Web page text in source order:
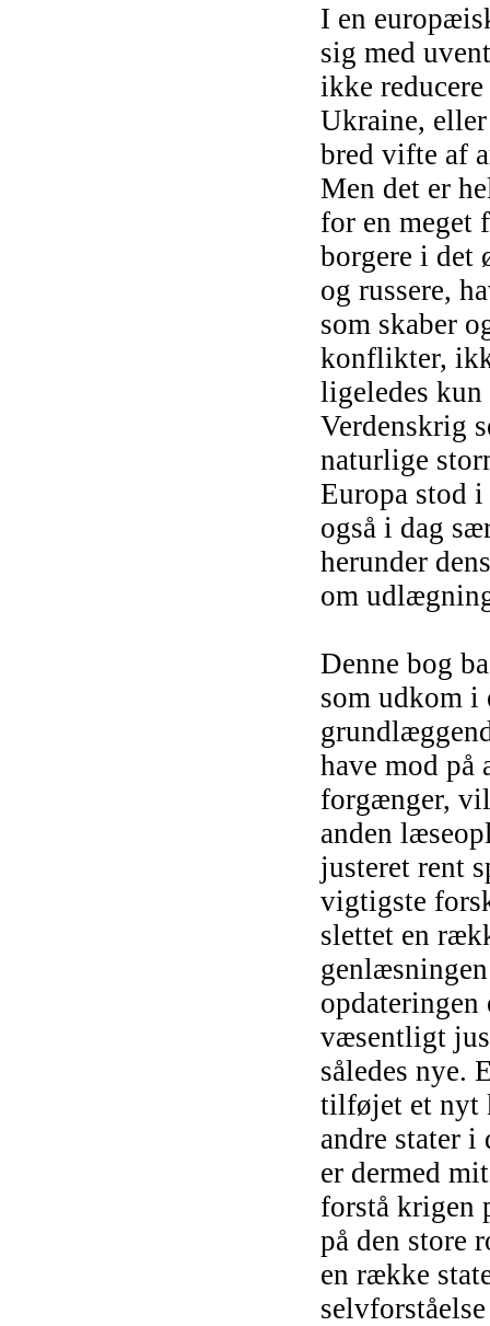
I en
sig med
ikke
Ukraine,
bred vifte af
Men det er
for en meget
borgere i det
og russere,
som skaber
konflikter,
ligeledes
Verdenskrig
naturlige
Europa stod
også i dag
herunder
om
Denne bog
som udkom i
have mod på
forgænger, vil
anden
justeret rent
vigtigste
slettet en
opdateringen
væsentligt
således nye.
tilføjet et nyt
andre stater
er dermed
forstå krigen
på den store
en række